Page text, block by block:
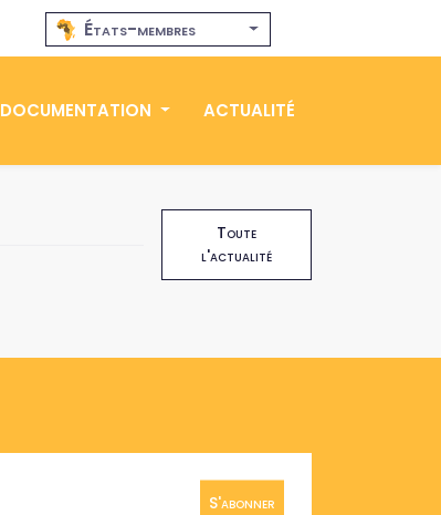
États-membres
DOCUMENTATION ACTUALITÉ
Toute
l'actualité
S'abonner